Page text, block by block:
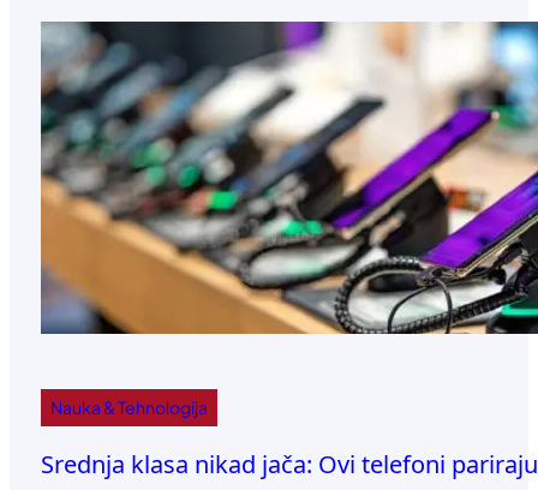
Nauka & Tehnologija
Srednja klasa nikad jača: Ovi telefoni